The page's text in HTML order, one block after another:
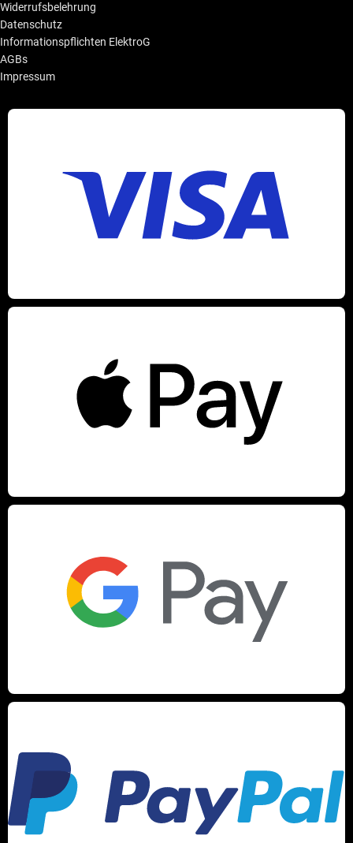
Widerrufsbelehrung
Datenschutz
Informationspflichten ElektroG
AGBs
Impressum